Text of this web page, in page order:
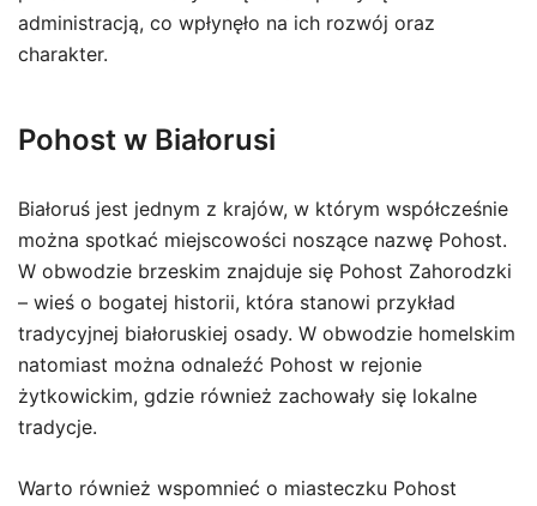
administracją, co wpłynęło na ich rozwój oraz
charakter.
Pohost w Białorusi
Białoruś jest jednym z krajów, w którym współcześnie
można spotkać miejscowości noszące nazwę Pohost.
W obwodzie brzeskim znajduje się Pohost Zahorodzki
– wieś o bogatej historii, która stanowi przykład
tradycyjnej białoruskiej osady. W obwodzie homelskim
natomiast można odnaleźć Pohost w rejonie
żytkowickim, gdzie również zachowały się lokalne
tradycje.
Warto również wspomnieć o miasteczku Pohost